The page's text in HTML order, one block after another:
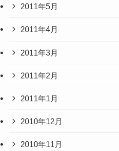
2011年5月
2011年4月
2011年3月
2011年2月
2011年1月
2010年12月
2010年11月